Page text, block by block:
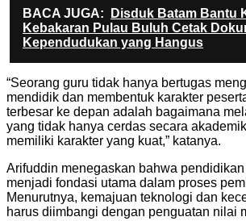
BACA JUGA:
Disduk Batam Bantu
Kebakaran Pulau Buluh Cetak
Kependudukan yang Hangus
“Seorang guru tidak hanya bertugas
mendidik dan membentuk karakter
terbesar ke depan adalah bagaimana
yang tidak hanya cerdas secara
memiliki karakter yang kuat,” katanya.
Arifuddin menegaskan bahwa
menjadi fondasi utama dalam proses
Menurutnya, kemajuan teknologi dan
harus diimbangi dengan penguatan nilai